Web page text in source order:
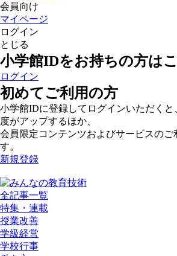
会員向け
マイページ
ログイン
とじる
小学館IDをお持ちの方は
ログイン
初めてご利用の方
小学館IDに登録してログインいただく
度がアップするほか、
会員限定コンテンツおよびサービスのご
す。
新規登録
全記事一覧
特集・連載
授業改善
学級経営
学校行事